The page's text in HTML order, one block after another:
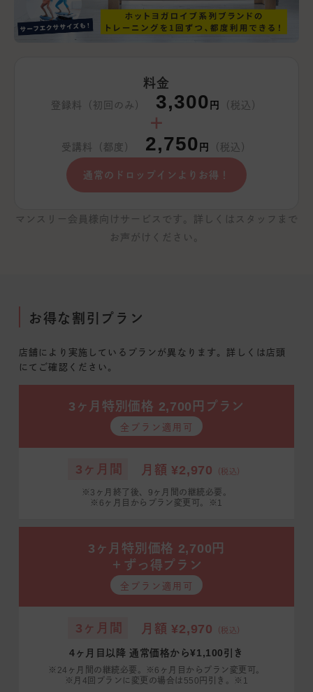
料金
登録料（初回のみ） 3,300 円 （税込）
＋
受講料（都度） 2,750 円 （税込）
通常のドロップインよりお得！
マンスリー会員様向けサービスです。詳しくはスタッフまで
お声がけください。
お得な割引プラン
店舗により実施しているプランが異なります。詳しくは店頭
にてご確認ください。
3ヶ月特別価格 2,700円プラン
全プラン適用可
3ヶ月間 月額 ¥2,970 （税込）
※3ヶ月終了後、9ヶ月間の継続必要。
※6ヶ月目からプラン変更可。※1
3ヶ月特別価格 2,700円
＋ずっ得プラン
全プラン適用可
3ヶ月間 月額 ¥2,970 （税込）
4ヶ月目以降 通常価格から¥1,100引き
※24ヶ月間の継続必要。※6ヶ月目からプラン変更可。
※月4回プランに変更の場合は550円引き。※1